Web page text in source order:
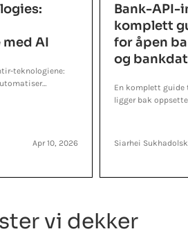
AI
teknologiene:
Apr 10, 2026
Bank-API-
komplett
for åpen
og
En komplett
ligger bak
Siarhei
vi dekker